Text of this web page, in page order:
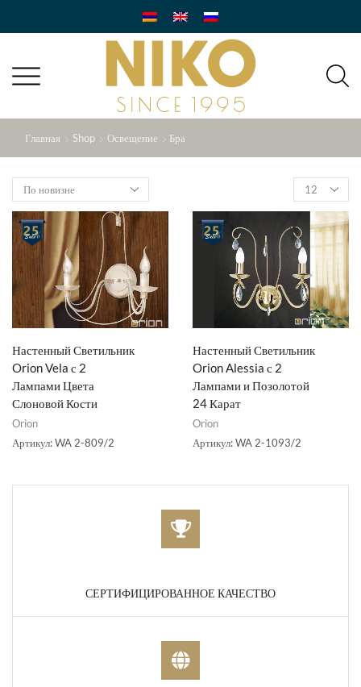
Главная Shop Освещение Бра
Products
per
page
Настенный Светильник
Orion Vela с 2
Лампами Цвета
Слоновой Кости
Orion
Артикул:WA 2-809/2
Настенный Светильник
Orion Alessia с 2
Лампами и Позолотой
24 Карат
Orion
Артикул:WA 2-1093/2
СЕРТИФИЦИРОВАННОЕ КАЧЕСТВО